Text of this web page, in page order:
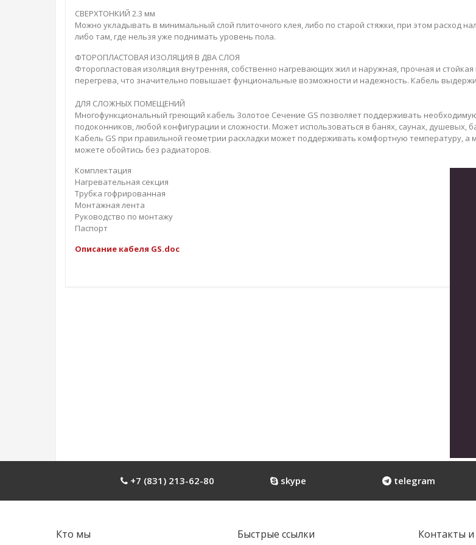
СВЕРХТОНКИЙ 2.3 мм
Можно укладывать в минимальный слой плиточного клея, либо по старой стяжки, при этом расход
либо там, где нельзя уже поднимать уровень пола.
ФТОРОПЛАСТОВАЯ ИЗОЛЯЦИЯ В ДВА СЛОЯ
Фторопластовая изоляция внутренняя, собственно нагревающих жил и наружная, прочная и
перегрева, что значительно повышает фунциональные возможности и надежность. Кабель
ДЛЯ СЛОЖНЫХ ПОМЕЩЕНИЙ
Многофункциональный греющий кабель Золотое Сечение GS позволяет поддерживать
подоконников, любой конфигурации и сложности. Может использоваться в банях, саунах, душевых,
Кабель GS при правильной геометрии раскладки может поддерживать комфортную температуру,
можете обойтись без радиаторов.
Комплектация
Нагревательная секция
Трубка гофрированная
Монтажная лента
Руководство по монтажу
Паспорт
Описание кабеля GS.doc
+7 (831) 213-62-80 skype telegram
Кто мы Быстрые ссылки Контакты и